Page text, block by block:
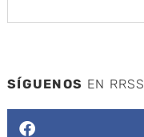
SÍGUENOS EN RRSS